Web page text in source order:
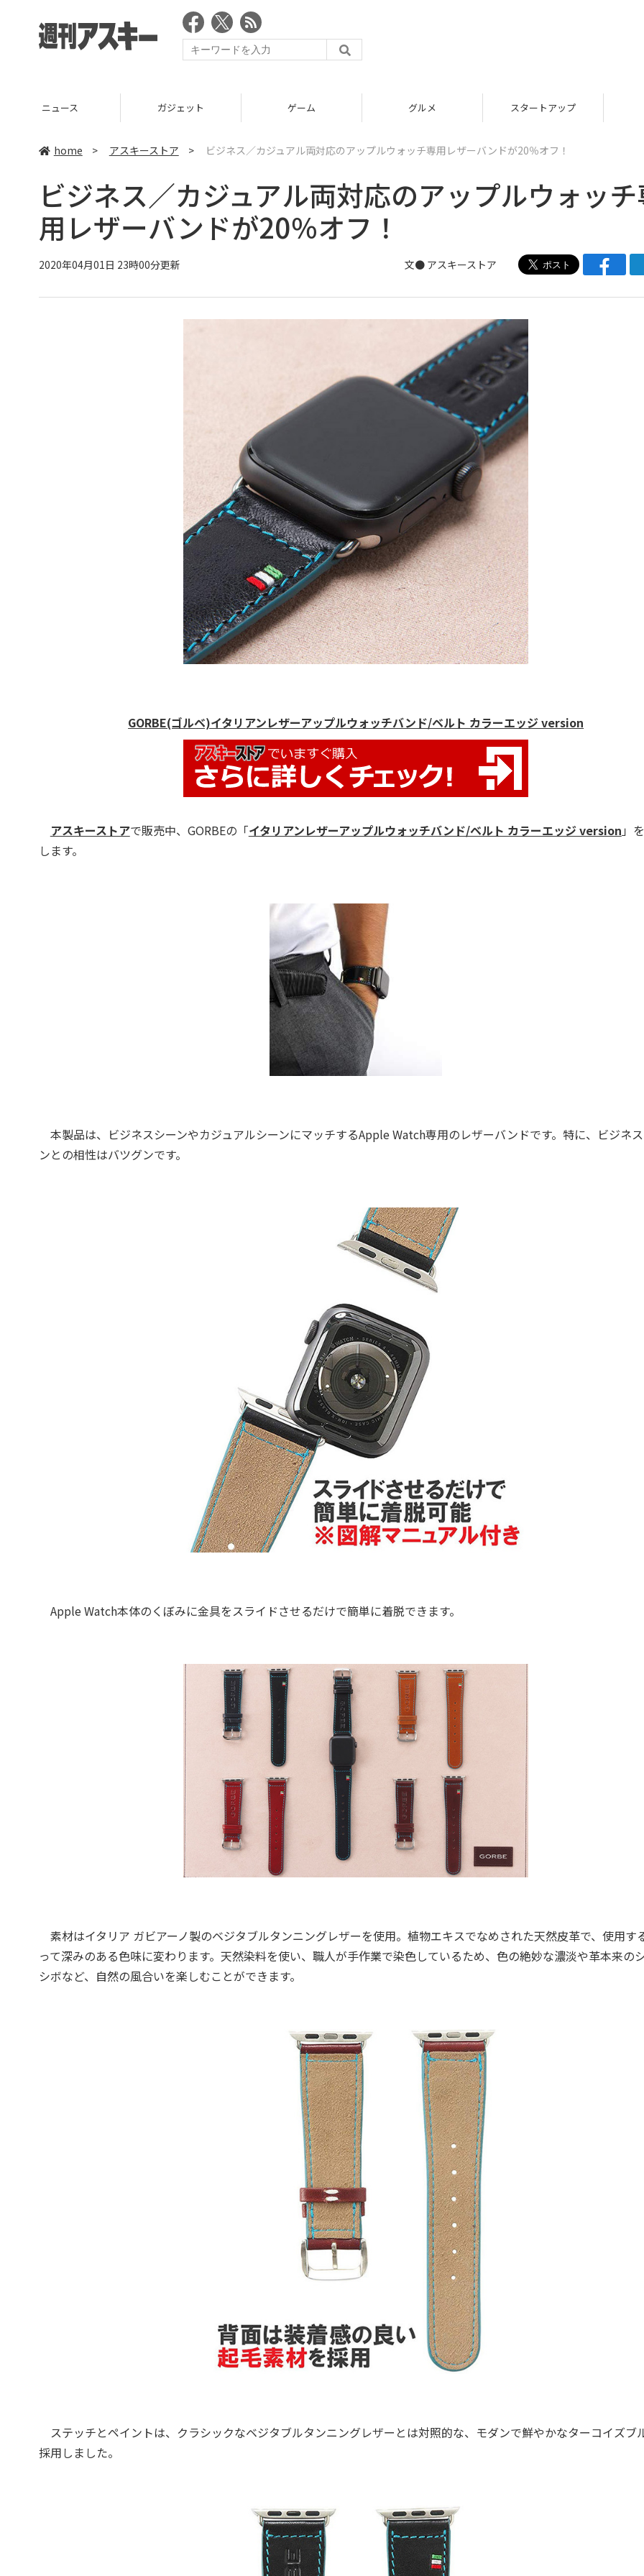
ニュース ガジェット ゲーム グルメ スタートアップ
home > アスキーストア > ビジネス／カジュアル両対応のアップルウォッチ専用レザーバンドが20％オフ！
ビジネス／カジュアル両対応のアップルウォッ
用レザーバンドが20％オフ！
2020年04月01日 23時00分更新 文● アスキーストア
GORBE(ゴルベ)イタリアンレザーアップルウォッチバンド/ベルト カラーエッジ version
アスキーストアで販売中、GORBEの「イタリアンレザーアップルウォッチバンド/ベルト カラーエッジ version 」
します。
本製品は、ビジネスシーンやカジュアルシーンにマッチするApple Watch専用のレザーバンドです。特に、ビジネ
ンとの相性はバツグンです。
Apple Watch本体のくぼみに金具をスライドさせるだけで簡単に着脱できます。
素材はイタリア ガビアーノ製のベジタブルタンニングレザーを使用。植物エキスでなめされた天然皮革で、使用す
って深みのある色味に変わります。天然染料を使い、職人が手作業で染色しているため、色の絶妙な濃淡や革本来の
シボなど、自然の風合いを楽しむことができます。
ステッチとペイントは、クラシックなベジタブルタンニングレザーとは対照的な、モダンで鮮やかなターコイズブ
採用しました。